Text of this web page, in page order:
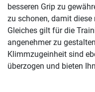
besseren Grip zu
zu schonen, damit
Gleiches gilt für die
angenehmer zu
Klimmzugeinheit sind
überzogen und bieten